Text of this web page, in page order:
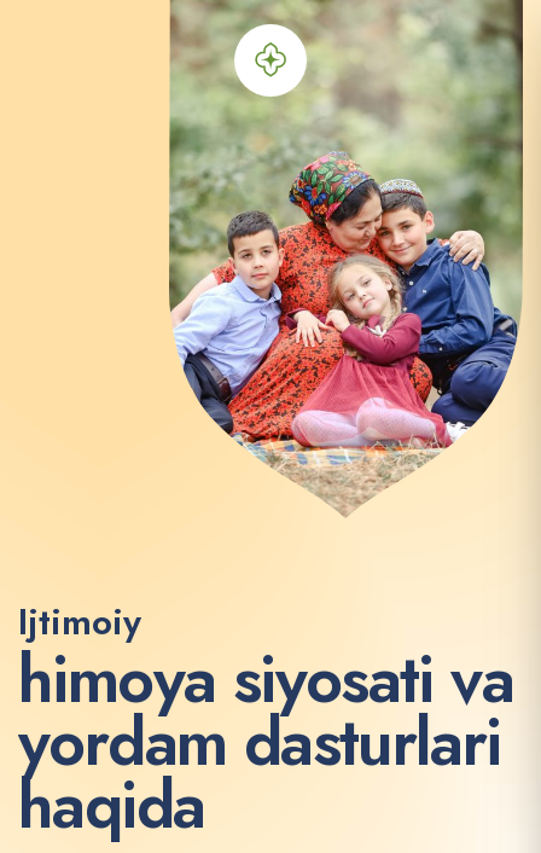
Ijtimoiy
himoya siyosati va
yordam dasturlari
haqida